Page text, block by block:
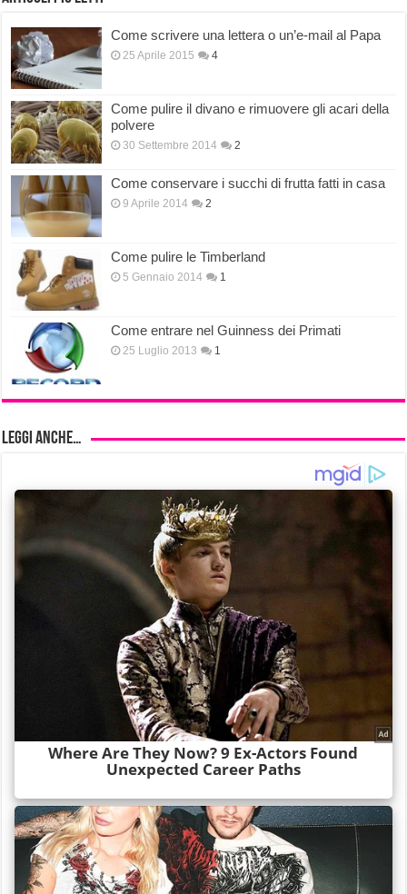
Come scrivere una lettera o un’e-mail al Papa
25 Aprile 2015 4
Come pulire il divano e rimuovere gli acari della
polvere
30 Settembre 2014 2
Come conservare i succhi di frutta fatti in casa
9 Aprile 2014 2
Come pulire le Timberland
5 Gennaio 2014 1
Come entrare nel Guinness dei Primati
25 Luglio 2013 1
Leggi anche…